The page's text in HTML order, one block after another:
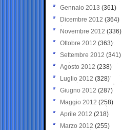
Gennaio 2013 (361)
Dicembre 2012 (364)
Novembre 2012 (336)
Ottobre 2012 (363)
Settembre 2012 (341)
Agosto 2012 (238)
Luglio 2012 (328)
Giugno 2012 (287)
Maggio 2012 (258)
Aprile 2012 (218)
Marzo 2012 (255)